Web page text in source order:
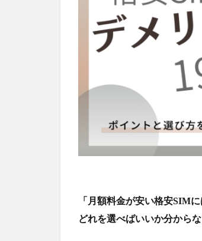
「月額料金が安い格安SIM
どれを選べばいいか分からな